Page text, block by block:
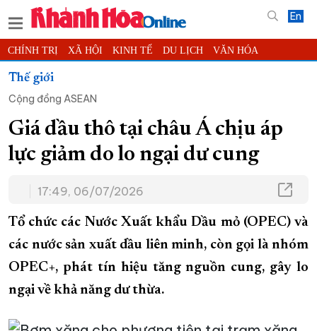
En
CHÍNH TRỊ XÃ HỘI KINH TẾ DU LỊCH VĂN HÓA
THỂ THAO
KHOA HỌC - CÔNG NGHỆ
THẾ GIỚI MULTIMEDIA VIDEO ĐỌC BÁO ONLINE
PODCAST THÔNG TIN - QUẢNG CÁO
TRƯỜNG SA BIỂN ĐẢO QUÊ HƯƠNG
CHUNG TAY CẢI CÁCH HÀNH CHÍNH
XÂY DỰNG NÔNG THÔN MỚI LỊCH CẮT ĐIỆN
TÀU - XE - MÁY BAY
KỶ NIỆM 370 NĂM XÂY DỰNG VÀ PHÁT TRIỂN TỈNH KHÁNH HÒA
Thế giới
Cộng đồng ASEAN
Giá dầu thô tại châu Á chịu áp
lực giảm do lo ngại dư cung
17:49, 06/07/2026
Tổ chức các Nước Xuất khẩu Dầu mỏ (OPEC) và
các nước sản xuất dầu liên minh, còn gọi là nhóm
OPEC+, phát tín hiệu tăng nguồn cung, gây lo
ngại về khả năng dư thừa.